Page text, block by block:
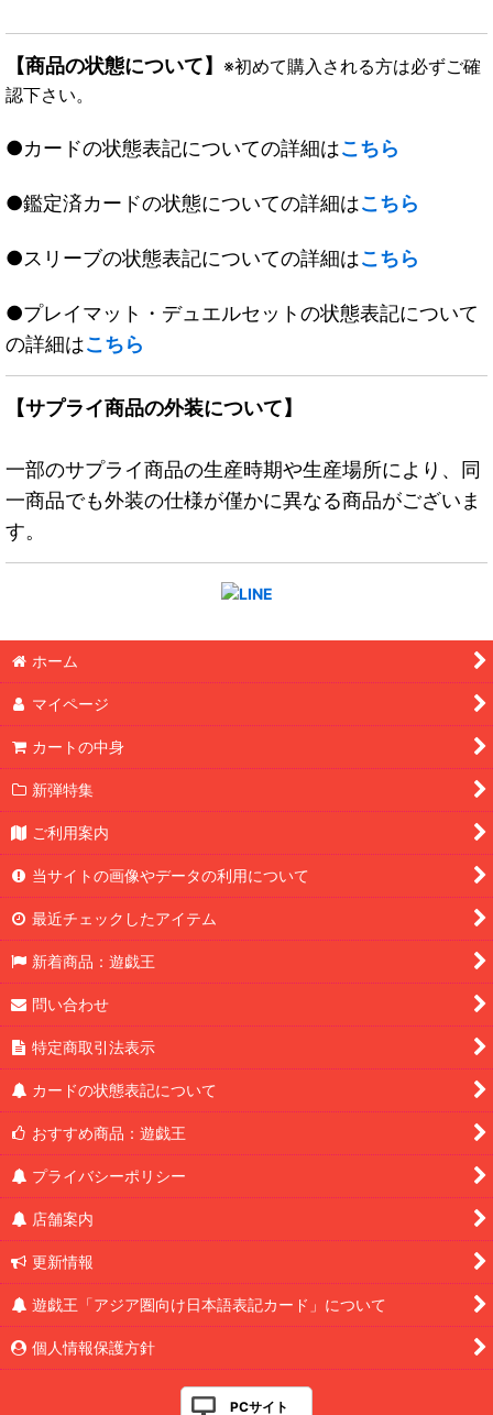
【商品の状態について】 ※初めて購入される方は必ずご確
認下さい。
●カードの状態表記についての詳細はこちら
●鑑定済カードの状態についての詳細はこちら
●スリーブの状態表記についての詳細はこちら
●プレイマット・デュエルセットの状態表記について
の詳細はこちら
【サプライ商品の外装について】
一部のサプライ商品の生産時期や生産場所により、同
一商品でも外装の仕様が僅かに異なる商品がございま
す。
ホーム
マイページ
カートの中身
新弾特集
ご利用案内
当サイトの画像やデータの利用について
最近チェックしたアイテム
新着商品：遊戯王
問い合わせ
特定商取引法表示
カードの状態表記について
おすすめ商品：遊戯王
プライバシーポリシー
店舗案内
更新情報
遊戯王「アジア圏向け日本語表記カード」について
個人情報保護方針
PCサイト